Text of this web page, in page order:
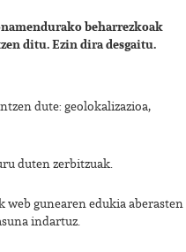
beharrezkoak
ditu. Ezin dira desgaitu.
dute: geolokalizazioa,
duten zerbitzuak.
web gunearen edukia aberasten
indartuz.